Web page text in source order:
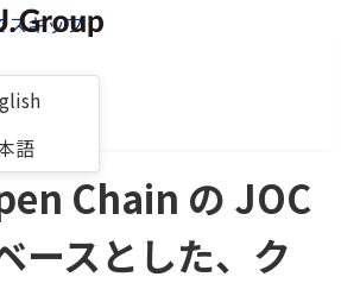
スキップ
語
Chain の JOC
ースとした、ク